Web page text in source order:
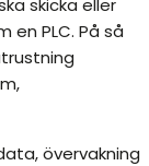
skicka eller
PLC. På så
övervakning